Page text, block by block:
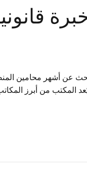
عن أشهر محامين
المكتب من أبرز